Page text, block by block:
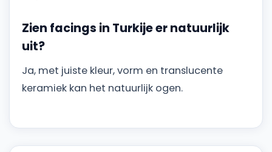
Zien facings in Turkije er natuurlijk
uit?
Ja, met juiste kleur, vorm en translucente
keramiek kan het natuurlijk ogen.